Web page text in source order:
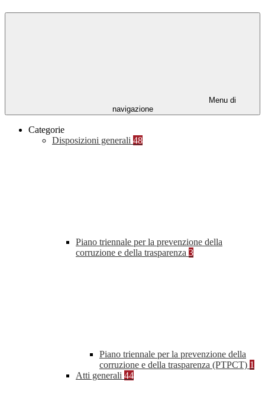
Menu di
navigazione
Categorie
Disposizioni generali 48
Piano triennale per la prevenzione della
corruzione e della trasparenza 3
Piano triennale per la prevenzione della
corruzione e della trasparenza (PTPCT) 1
Atti generali 44